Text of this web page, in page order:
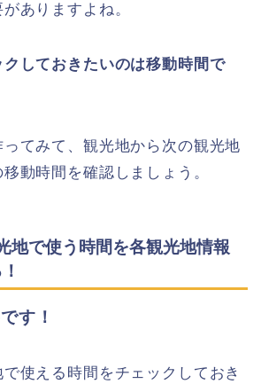
ありますよね。
しておきたいのは移動時間で
てみて、観光地から次の観光地
動時間を確認しましょう。
地で使う時間を各観光地情報
す！
使える時間をチェックしておき